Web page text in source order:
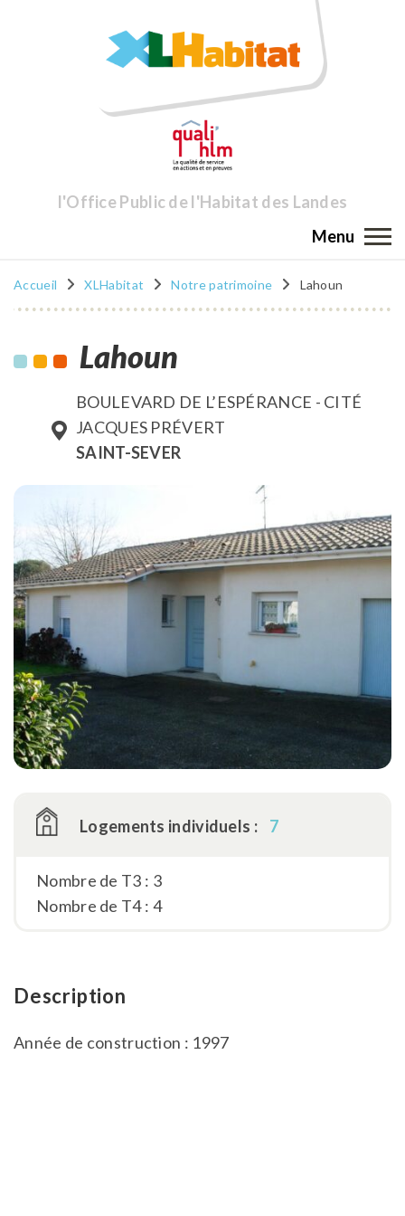
l'Office Public de l'Habitat des Landes
Menu
Accueil XLHabitat Notre patrimoine Lahoun
Lahoun
BOULEVARD DE L’ESPÉRANCE - CITÉ
JACQUES PRÉVERT
SAINT-SEVER
Logements individuels : 7
Nombre de T3 : 3
Nombre de T4 : 4
Description
Année de construction : 1997